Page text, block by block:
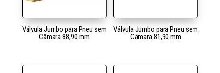
Válvula Jumbo para Pneu sem
Câmara 88,90 mm
Válvula Jumbo para Pneu sem
Câmara 81,90 mm